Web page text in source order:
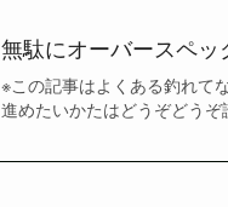
無駄にオーバースペ
※この記事はよくある釣れて
進めたいかたはどうぞどう